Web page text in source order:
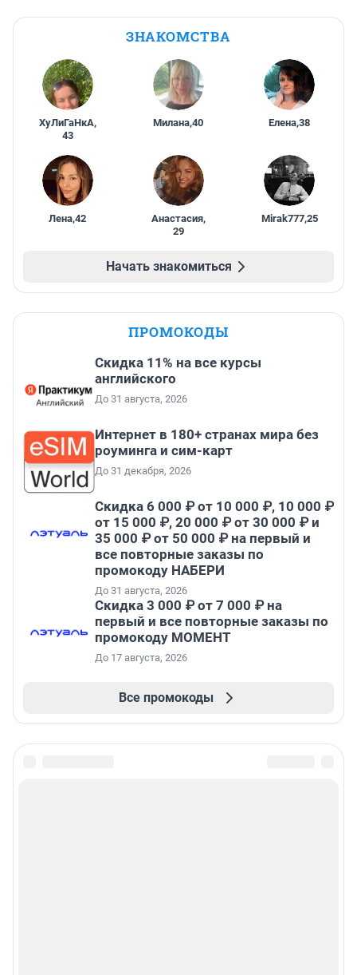
ЗНАКОМСТВА
ХуЛиГаНкА,
43
Милана,40 Елена,38
Лена,42 Анастасия,
29
Mirak777,25
Начать знакомиться
ПРОМОКОДЫ
Скидка 11% на все курсы
английского
До 31 августа, 2026
Интернет в 180+ странах мира без
роуминга и сим-карт
До 31 декабря, 2026
Скидка 6 000 ₽ от 10 000 ₽, 10 000 ₽
от 15 000 ₽, 20 000 ₽ от 30 000 ₽ и
35 000 ₽ от 50 000 ₽ на первый и
все повторные заказы по
промокоду НАБЕРИ
До 31 августа, 2026
Скидка 3 000 ₽ от 7 000 ₽ на
первый и все повторные заказы по
промокоду МОМЕНТ
До 17 августа, 2026
Все промокоды